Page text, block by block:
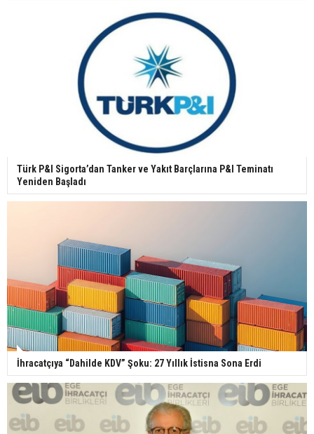
Türk P&I Sigorta’dan Tanker ve Yakıt Barçlarına P&I Teminatı
Yeniden Başladı
İhracatçıya “Dahilde KDV” Şoku: 27 Yıllık İstisna Sona Erdi